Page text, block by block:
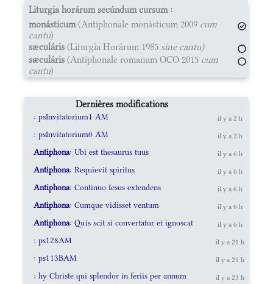
Liturgia horárum secúndum cursum :
monásticum(Antiphonale monásticum 2009 cum
cantu)
sæculáris (Liturgia Horárum 1985 sine cantu)
sæculáris (Antiphonale romanum OCO 2015 cum
cantu)
Dernières modifications
: psInvitatorium1 AM il y a 2 h
: psInvitatorium0 AM il y a 2 h
Antiphona: Ubi est thesaurus tuus il y a 6 h
Antiphona: Requievit spiritus il y a 6 h
Antiphona: Continuo Iesus extendens il y a 6 h
Antiphona: Cumque vidisset ventum il y a 6 h
Antiphona: Quis scit si convertatur et ignoscat il y a 6 h
: ps128AM il y a 21 h
: ps113BAM il y a 21 h
: hy Christe qui splendor in feriis per annum il y a 23 h